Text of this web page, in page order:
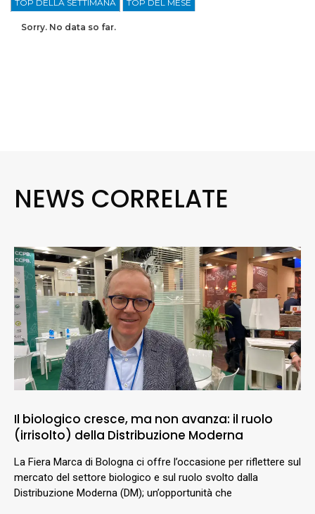
TOP DELLA SETTIMANA TOP DEL MESE
Sorry. No data so far.
NEWS CORRELATE
Il biologico cresce, ma non avanza: il ruolo
(irrisolto) della Distribuzione Moderna
La Fiera Marca di Bologna ci offre l’occasione per riflettere sul
mercato del settore biologico e sul ruolo svolto dalla
Distribuzione Moderna (DM); un’opportunità che